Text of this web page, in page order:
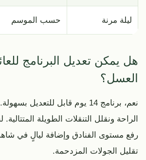
ليلة مرنة حسب الموسم
هل يمكن تعديل البرنامج
العسل؟
نعم، برنامج 14 يوم قابل للتعديل
الراحة ونقلل التنقلات الطويلة
رفع مستوى الفنادق وإضافة ليالٍ في
تقليل الجولات المزدحمة.